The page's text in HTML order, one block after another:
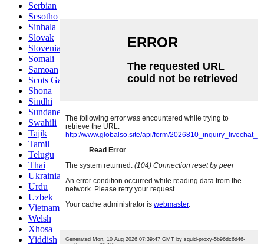
Serbian
Sesotho
Sinhala
Slovak
Slovenian
Somali
Samoan
Scots Gaelic
Shona
Sindhi
Sundanese
Swahili
Tajik
Tamil
Telugu
Thai
Ukrainian
Urdu
Uzbek
Vietnamese
Welsh
Xhosa
Yiddish